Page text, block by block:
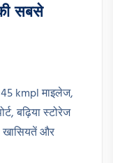
सबसे
kmpl माइलेज,
बढ़िया स्टोरेज
खासियतें और